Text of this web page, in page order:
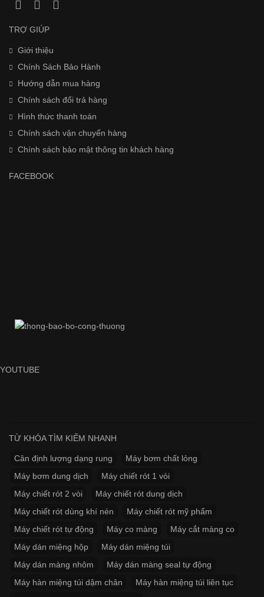
TRỢ GIÚP
Giới thiệu
Chính Sách Bảo Hành
Hướng dẫn mua hàng
Chính sách đổi trả hàng
Hình thức thanh toán
Chính sách vận chuyển hàng
Chính sách bảo mật thông tin khách hàng
FACEBOOK
YOUTUBE
TỪ KHÓA TÌM KIẾM NHANH
Cân định lượng dạng rung
Máy bơm chất lỏng
Máy bơm dung dịch
Máy chiết rót 1 vòi
Máy chiết rót 2 vòi
Máy chiết rót dung dịch
Máy chiết rót dùng khí nén
Máy chiết rót mỹ phẩm
Máy chiết rót tự động
Máy co màng
Máy cắt màng co
Máy dán miệng hộp
Máy dán miệng túi
Máy dán màng nhôm
Máy dán màng seal tự động
Máy hàn miệng túi dậm chân
Máy hàn miệng túi liên tục